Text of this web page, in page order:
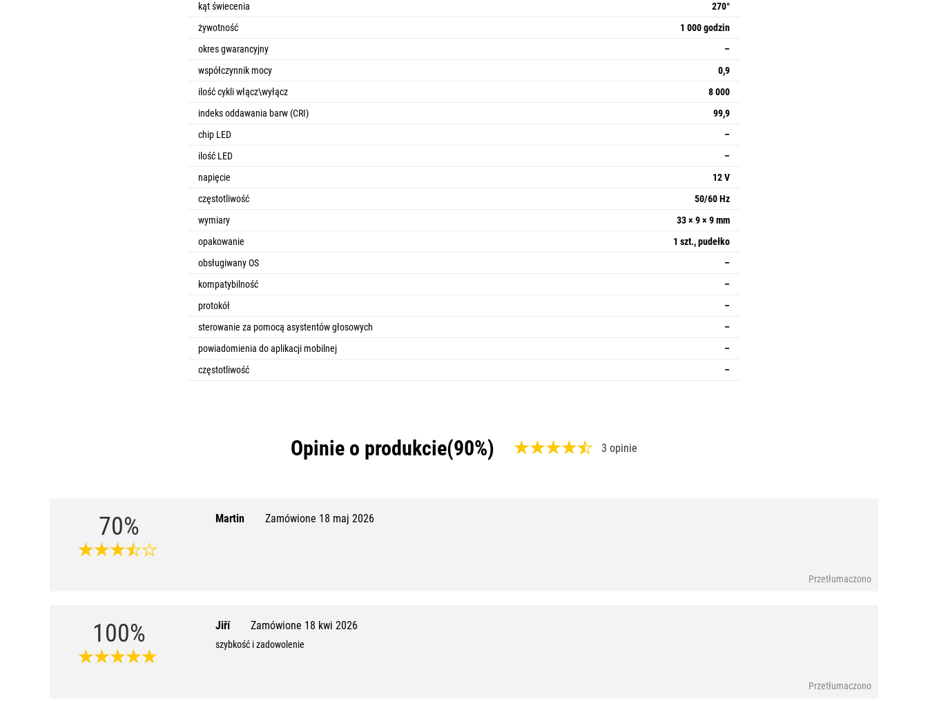
kąt świecenia
270°
żywotność
1 000 godzin
okres gwarancyjny
–
współczynnik mocy
0,9
ilość cykli włącz\wyłącz
8 000
indeks oddawania barw (CRI)
99,9
chip LED
–
ilość LED
–
napięcie
12 V
częstotliwość
50/60 Hz
wymiary
33 × 9 × 9 mm
opakowanie
1 szt., pudełko
obsługiwany OS
–
kompatybilność
–
protokół
–
sterowanie za pomocą asystentów głosowych
–
powiadomienia do aplikacji mobilnej
–
częstotliwość
–
Opinie o produkcie
,
0
(90%) 3 opinie
70%
Przetłumaczono
Martin Zamówione 18 maj 2026
100%
Przetłumaczono
Jiří Zamówione 18 kwi 2026
szybkość i zadowolenie